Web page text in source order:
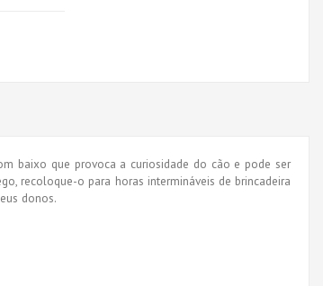
baixo que provoca a curiosidade do cão e pode ser
recoloque-o para horas intermináveis de brincadeira
donos.